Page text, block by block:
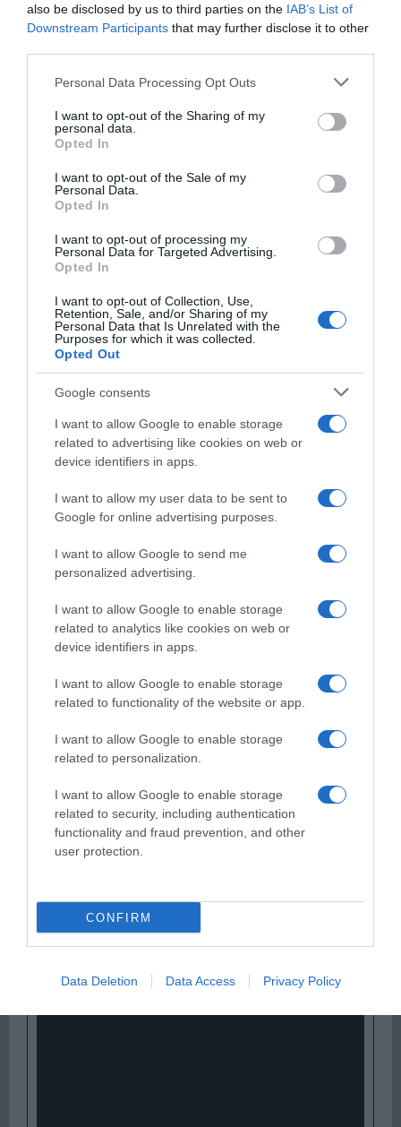
also be disclosed by us to third parties on the IAB’s List of
Downstream Participants that may further disclose it to other
Please note that this website/app uses one or more Google
not limited to your visit or usage behaviour. You may click to
grant or deny consent to Google and its third-party tags to
use your data for below specified purposes in below Google
consent section.
Personal Data Processing Opt Outs
I want to opt-out of the Sharing of my
personal data.
Opted In
I want to opt-out of the Sale of my
Personal Data.
Opted In
I want to opt-out of processing my
Personal Data for Targeted Advertising.
Opted In
I want to opt-out of Collection, Use,
Retention, Sale, and/or Sharing of my
Personal Data that Is Unrelated with the
Purposes for which it was collected.
Opted Out
Google consents
I want to allow Google to enable storage
related to advertising like cookies on web or
device identifiers in apps.
I want to allow my user data to be sent to
Google for online advertising purposes.
I want to allow Google to send me
personalized advertising.
I want to allow Google to enable storage
related to analytics like cookies on web or
device identifiers in apps.
I want to allow Google to enable storage
related to functionality of the website or app.
I want to allow Google to enable storage
related to personalization.
I want to allow Google to enable storage
related to security, including authentication
functionality and fraud prevention, and other
user protection.
CONFIRM
Data Deletion Data Access Privacy Policy
Παρακαλώ Περιμένετε...
Παρακαλώ Περιμένετε...
Παρακαλώ Περιμένετε...
ΕΞΑΙΡΕΣΗ – ΒΙΣΣΗ ΑΝΝΑ
Παρακαλώ Περιμένετε...
ΝΙΚΟΣ